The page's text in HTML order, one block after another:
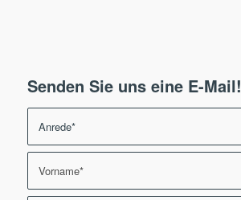
Senden Sie uns eine E-Mail!